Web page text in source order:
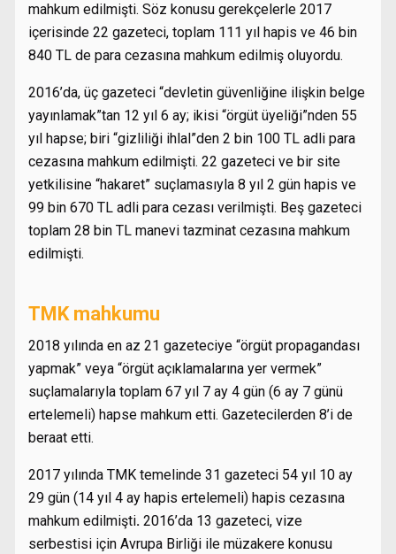
mahkum edilmişti. Söz konusu gerekçelerle 2017
içerisinde 22 gazeteci, toplam 111 yıl hapis ve 46 bin
840 TL de para cezasına mahkum edilmiş oluyordu.
2016’da, üç gazeteci “devletin güvenliğine ilişkin belge
yayınlamak”tan 12 yıl 6 ay; ikisi “örgüt üyeliği”nden 55
yıl hapse; biri “gizliliği ihlal”den 2 bin 100 TL adli para
cezasına mahkum edilmişti. 22 gazeteci ve bir site
yetkilisine “hakaret” suçlamasıyla 8 yıl 2 gün hapis ve
99 bin 670 TL adli para cezası verilmişti. Beş gazeteci
toplam 28 bin TL manevi tazminat cezasına mahkum
edilmişti.
TMK mahkumu
2018 yılında en az 21 gazeteciye “örgüt propagandası
yapmak” veya “örgüt açıklamalarına yer vermek”
suçlamalarıyla toplam 67 yıl 7 ay 4 gün (6 ay 7 günü
ertelemeli) hapse mahkum etti. Gazetecilerden 8’i de
beraat etti.
2017 yılında TMK temelinde 31 gazeteci 54 yıl 10 ay
29 gün (14 yıl 4 ay hapis ertelemeli) hapis cezasına
mahkum edilmişti. 2016’da 13 gazeteci, vize
serbestisi için Avrupa Birliği ile müzakere konusu